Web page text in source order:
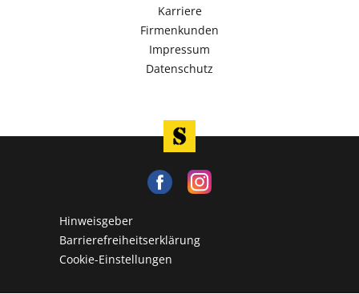
Karriere
Firmenkunden
Impressum
Datenschutz
Hinweisgeber
Barrierefreiheitserklärung
Cookie-Einstellungen